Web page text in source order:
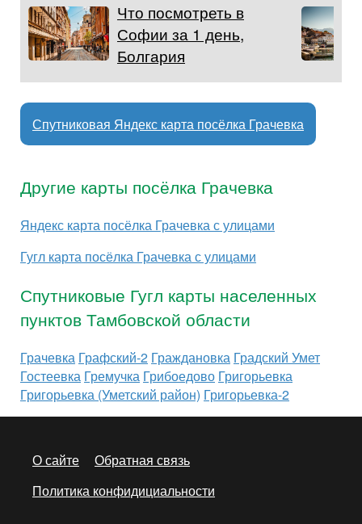
Что посмотреть в
Софии за 1 день,
Болгария
Спутниковая Яндекс карта посёлка Грачевка
Другие карты посёлка Грачевка
Яндекс карта посёлка Грачевка с улицами
Гугл карта посёлка Грачевка с улицами
Спутниковые Гугл карты населенных
пунктов Тамбовской области
Грачевка Графский-2 Граждановка Градский Умет
Гостеевка Гремучка Грибоедово Григорьевка
Григорьевка (Уметский район) Григорьевка-2
О сайте
Обратная связь
Политика конфидициальности